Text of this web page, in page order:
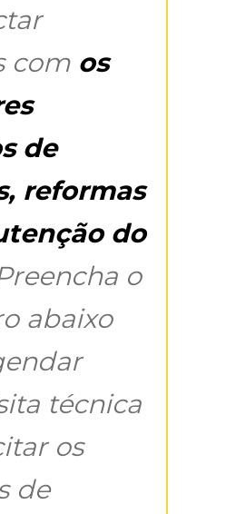
com os
de
reformas
do
o
abaixo
técnica
os
de